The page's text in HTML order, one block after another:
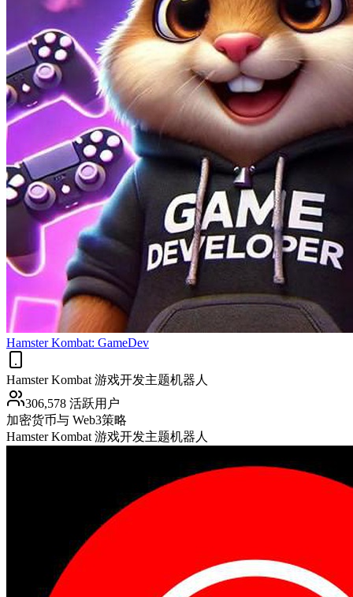
Hamster Kombat: GameDev
Hamster Kombat 游戏开发主题机器人
306,578 活跃用户
加密货币与 Web3策略
Hamster Kombat 游戏开发主题机器人